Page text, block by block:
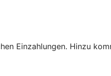
Einzahlungen. Hinzu